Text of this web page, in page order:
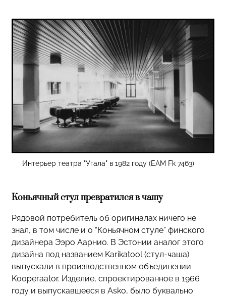
Интерьер театра "Угала" в 1982 году (EAM Fk 7463)
Коньячный стул превратился в чашу
Рядовой потребитель об оригиналах ничего не
знал, в том числе и о “Коньячном стуле” финского
дизайнера Ээро Аарнио. В Эстонии аналог этого
дизайна под названием Karikatool (стул-чаша)
выпускали в производственном объединении
Kooperaator. Изделие, спроектированное в 1966
году и выпускавшееся в Asko, было буквально